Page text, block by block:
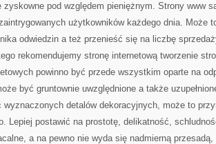
zyskowne pod względem pieniężnym. Strony www
użytkowników każdego dnia. Może
odwiedzin a też przenieść się na liczbę
rekomendujemy stronę internetową tworzenie
powinno być przede wszystkim oparte na
być gruntownie uwzględnione a także
wyznaczonych detalów dekoracyjnych, może to
Lepiej postawić na prostotę, delikatność,
a na pewno nie wyda się nadmierną